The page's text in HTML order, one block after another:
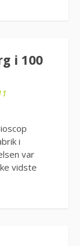
i 100
i
var
vidste